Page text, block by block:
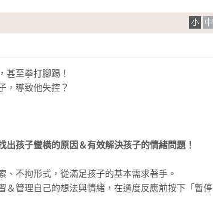
甚至拳打腳踢！
，導致他失控？
孩子蠻橫的原因＆有效解決孩子的情緒問題！
不拘形式，從滿足孩子的基本需求著手。
管理自己的想法與情緒，在過度反應前按下「暫停